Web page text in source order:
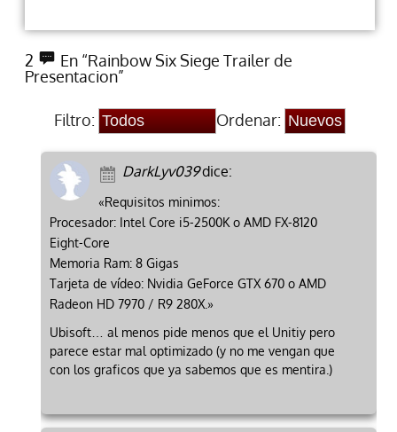
2
En “Rainbow Six Siege Trailer de
Presentacion”
Filtro: Ordenar:
DarkLyv039dice:
«Requisitos minimos:
Procesador: Intel Core i5-2500K o AMD FX-8120
Eight-Core
Memoria Ram: 8 Gigas
Tarjeta de vídeo: Nvidia GeForce GTX 670 o AMD
Radeon HD 7970 / R9 280X.»
Ubisoft… al menos pide menos que el Unitiy pero
parece estar mal optimizado (y no me vengan que
con los graficos que ya sabemos que es mentira.)